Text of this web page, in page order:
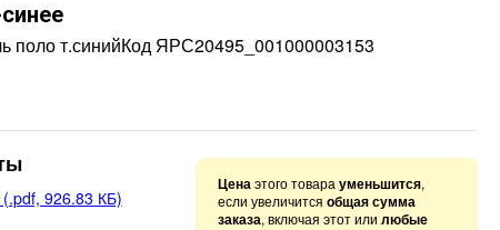
т.синийКод ЯРС20495_001000003153
926.83 КБ)
Ценаэтого товара уменьшится,
если увеличится общая сумма
заказа, включая этот или любые